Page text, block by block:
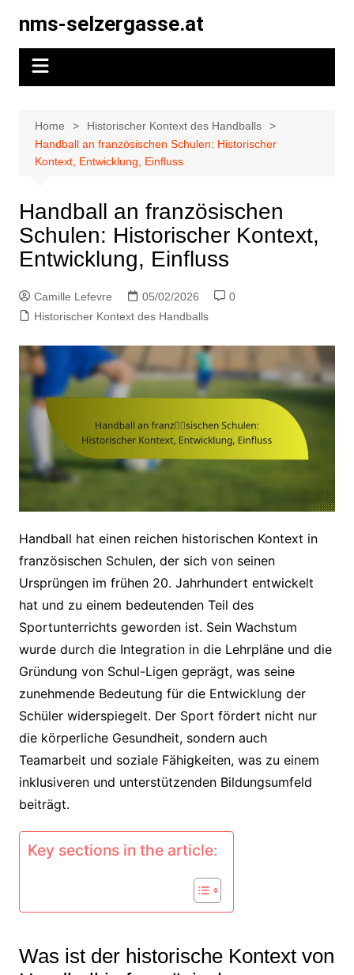
content
nms-selzergasse.at
Home
Historischer Kontext des Handballs
Handball an französischen Schulen: Historischer
Kontext, Entwicklung, Einfluss
Handball an französischen
Schulen: Historischer Kontext,
Entwicklung, Einfluss
Camille Lefevre 05/02/2026
0
Historischer Kontext des Handballs
Handball hat einen reichen historischen Kontext in
französischen Schulen, der sich von seinen
Ursprüngen im frühen 20. Jahrhundert entwickelt
hat und zu einem bedeutenden Teil des
Sportunterrichts geworden ist. Sein Wachstum
wurde durch die Integration in die Lehrpläne und die
Gründung von Schul-Ligen geprägt, was seine
zunehmende Bedeutung für die Entwicklung der
Schüler widerspiegelt. Der Sport fördert nicht nur
die körperliche Gesundheit, sondern auch
Teamarbeit und soziale Fähigkeiten, was zu einem
inklusiveren und unterstützenden Bildungsumfeld
beiträgt.
Key sections in the article:
Was ist der historische Kontext von